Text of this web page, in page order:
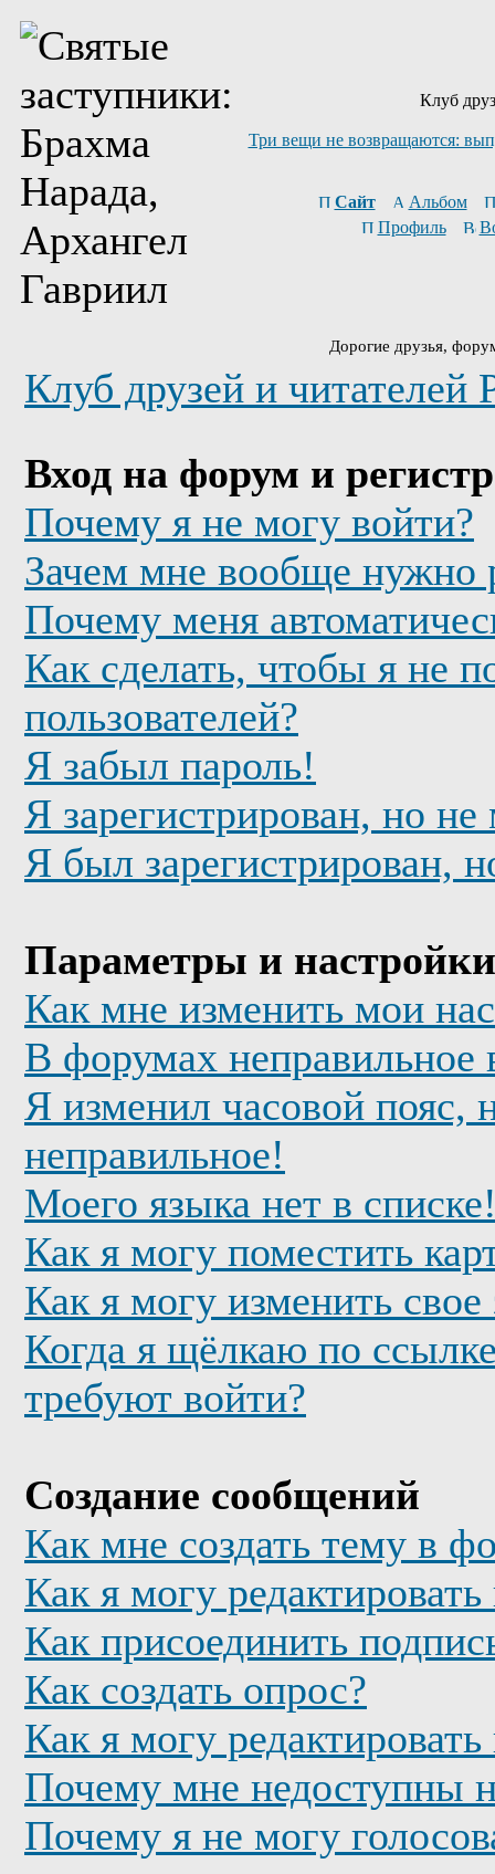
Клуб
Три вещи не возвращаются:
Сайт
Альбом
Профиль
Дорогие друзья,
Клуб друзей и
Вход на форум и
Почему я не могу войти?
Зачем мне вообще нужно
Почему меня
Как сделать, чтобы я не
пользователей?
Я забыл пароль!
Я зарегистрирован, но
Я был зарегистрирован,
Параметры и настройки
Как мне изменить мои
В форумах неправильное
Я изменил часовой пояс,
неправильное!
Моего языка нет в
Как я могу поместить
Как я могу изменить свое
Когда я щёлкаю по
требуют войти?
Создание сообщений
Как мне создать тему в
Как я могу
Как присоединить
Как создать опрос?
Как я могу
Почему мне недоступны
Почему я не могу